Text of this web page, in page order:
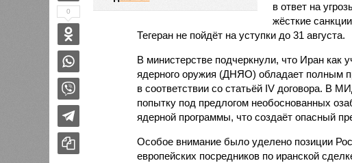
в ответ на
жёсткие
Тегеран не пойдёт на уступки до 31 августа.
В министерстве подчеркнули, что Иран как
ядерного оружия (ДНЯО) обладает полным
в соответствии со статьёй IV договора. В
попытку под предлогом необоснованных
ядерной программы, что создаёт опасный
Особое внимание было уделено позиции
европейских посредников по иранской
0